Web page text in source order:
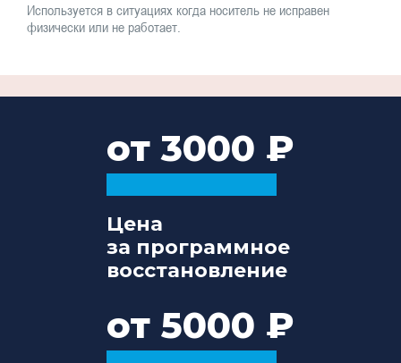
Используется в ситуациях когда носитель не исправен
физически или не работает.
от 3000
Цена
за программное
восстановление
от 5000